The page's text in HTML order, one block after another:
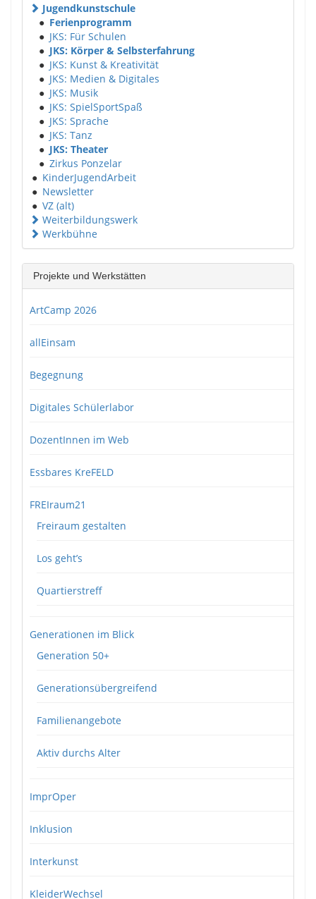
Jugendkunstschule
● Ferienprogramm
● JKS: Für Schulen
● JKS: Körper & Selbsterfahrung
● JKS: Kunst & Kreativität
● JKS: Medien & Digitales
● JKS: Musik
● JKS: SpielSportSpaß
● JKS: Sprache
● JKS: Tanz
● JKS: Theater
● Zirkus Ponzelar
● KinderJugendArbeit
● Newsletter
● VZ (alt)
Weiterbildungswerk
Werkbühne
Projekte und Werkstätten
ArtCamp 2026
allEinsam
Begegnung
Digitales Schülerlabor
DozentInnen im Web
Essbares KreFELD
FREIraum21
Freiraum gestalten
Los geht’s
Quartierstreff
Generationen im Blick
Generation 50+
Generationsübergreifend
Familienangebote
Aktiv durchs Alter
ImprOper
Inklusion
Interkunst
KleiderWechsel